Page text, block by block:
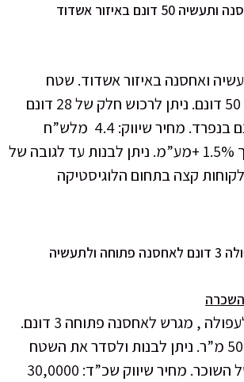
באיזור אשדוד
ואחסנה באיזור אשדוד. שטח
הכולל של המגרש 50 דונם. ניתן לרכוש חלק של 28 דונם
בנפרד ושל 22 דונם בנפרד. מחיר שיווק: 4.4 מלש”ח
לדונם. עמלת תיווך 1.5% +מע”מ. ניתן לבנות עד לגובה של
קצה בתחום הלוגיסטיקה
להשכרה בסמוך לעפולה , מגרש לאחסנה פתוחה 3 דונם.
במגרש סככה כ-500 מ”ר. ניתן לבנות ולסדר את השטח
בהתאם לצרכים של השוכר. מחיר שיווק שכ”ד: 30,0000